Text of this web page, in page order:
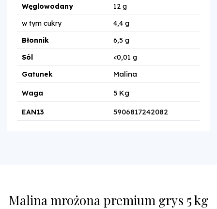
Węglowodany
12 g
w tym cukry
4,4 g
Błonnik
6,5 g
Sól
<0,01 g
Gatunek
Malina
Waga 5 Kg
EAN13 5906817242082
Malina mrożona premium grys 5 kg